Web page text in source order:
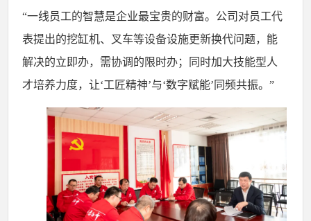
“一线员工的智慧是企业最宝贵的财富。公司对员工代
表提出的挖缸机、叉车等设备设施更新换代问题，能
解决的立即办，需协调的限时办；同时加大技能型人
才培养力度，让‘工匠精神’与‘数字赋能’同频共振。”